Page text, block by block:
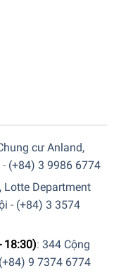
350.35.SB Với
cư Anland,
- (+84) 3 9986 6774
Lotte Department
- (+84) 3 3574
18:30): 344 Cộng
(+84) 9 7374 6774